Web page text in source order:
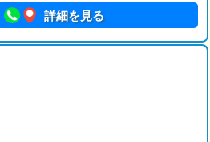
詳細を見る